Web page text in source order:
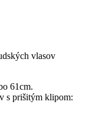
vlasov
61cm.
s prišitým klipom: